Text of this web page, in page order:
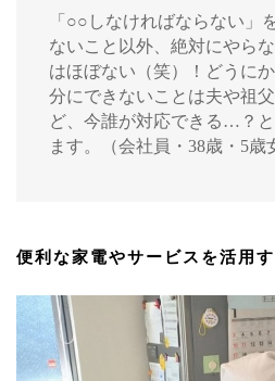
「○○しなければならない」
ないこと以外、絶対にやら
はほぼない（笑）！どうに
分にできないことは夫や祖
ど、今誰が対応できる…？
ます。（会社員・38歳・5歳
便利な家電やサービスを活用